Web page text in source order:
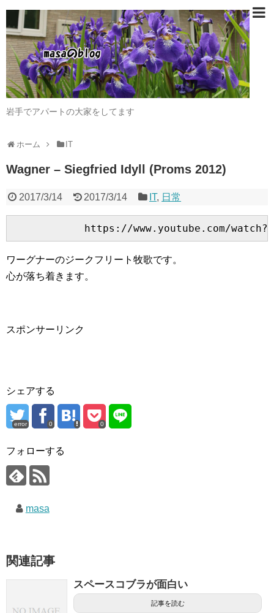
岩手でアパートの大家をしてます
ホーム IT
Wagner – Siegfried Idyll (Proms 2012)
2017/3/14 2017/3/14 IT, 日常
ワーグナーのジークフリート牧歌です。
心が落ち着きます。
スポンサーリンク
シェアする
error 0 0
フォローする
masa
関連記事
スペースコブラが面白い
記事を読む